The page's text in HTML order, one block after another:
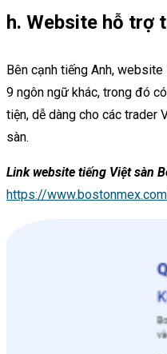
h. Website hỗ trợ
Bên cạnh tiếng Anh,
9 ngôn ngữ khác, trong đó
tiện, dễ dàng cho các trader
sàn.
Link website tiếng Việt sàn
https://